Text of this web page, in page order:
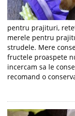
pentru prajituri,
merele pentru
strudele. Mere
fructele proaspete
incercam sa le
recomand o